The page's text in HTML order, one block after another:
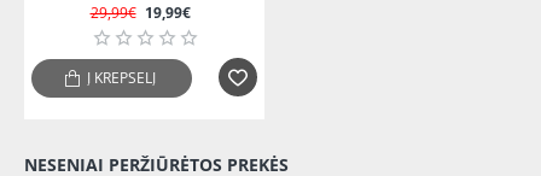
19,99€
29,99€
Į KREPŠELĮ
NESENIAI PERŽIŪRĖTOS PREKĖS